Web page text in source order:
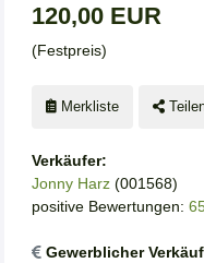
120,00 EUR
(Festpreis)
Merkliste
Verkäufer:
Jonny Harz (001568)
positive Bewertungen:
Gewerblicher